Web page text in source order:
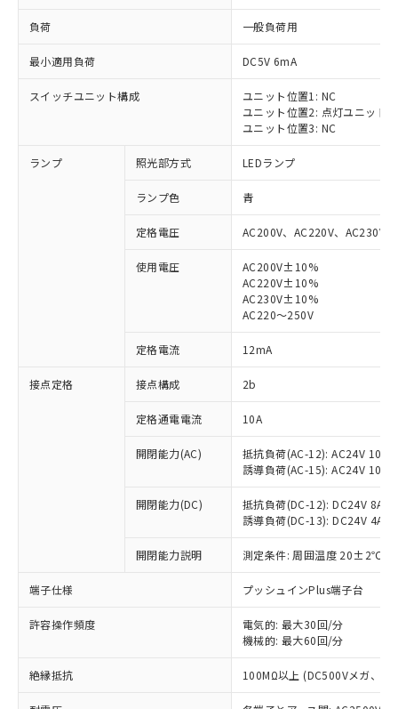
負荷 一般負荷用
最小適用負荷 DC5V 6mA
スイッチユニット構成
ユニット位置1: NC
ユニット位置2: 点灯ユニット
ユニット位置3: NC
ランプ 照光部方式 LEDランプ
ランプ色 青
定格電圧 AC200V、AC220V、AC230V
使用電圧
AC200V±10%
AC220V±10%
AC230V±10%
AC220～250V
定格電流 12mA
接点定格 接点構成 2b
定格通電電流 10A
開閉能力(AC)
抵抗負荷(AC-12): AC24V 10A/
誘導負荷(AC-15): AC24V
開閉能力(DC)
抵抗負荷(DC-12): DC24V 8A/
誘導負荷(DC-13): DC24V 4A/
開閉能力説明 測定条件: 周囲温度 20±2℃、
端子仕様 プッシュインPlus端子台
許容操作頻度
電気的: 最大30回/分
機械的: 最大60回/分
絶縁抵抗 100MΩ以上 (DC500Vメガ、点
以下の条件をお読みいただき、同意のうえ
本サービスは、当社制御機器事業取扱
商品の当社在庫状況および標準価格
(税抜)を提供させていただくもので
本サービスの対象外となる商品もある
ことをご了承ください。
在庫状況および標準価格照会結果は、
記載している更新日時点での社内デー
タに基づき作成されるものであり、閲
覧された時点での実際の在庫および標
対応済み：EU RoHS指令（10物質）の
非含有に対応した製品が提供可能な商品で
対応予定：EU RoHS指令（10物質）の非含
有に対応した製品に切り替える予定のある
対応予定なし：EU RoHS指令（10物質）の
非含有に非対応の商品で、対応品を出す予
調査・確認中：EU RoHS指令（10物質）の
非含有の対応状況を調査中または確認中の
非該当品：ライセンス料など無形物で、有
害物質有無と関係のない商品です。
仕入先様の事情により、非含有部品として
いたものが、含有品と判明した場合などや
むを得ず変更することがあります。
鉛(Pb) 1000ppm以下、 水銀(Hg) 1000ppm以下、 カド
六価クロム(Cr(Ⅵ)) 1000ppm以下、ポリ臭化ビフェニル
※1 中国RoHS○×表
「○」：最大均質材料含有率が中国RoHSの
基準値以下であることを示します。
「×」：最大均質材料含有率が中国RoHSの
基準値を超えていることを示します。
「－」：未確認です。当社販売部門へお問
*中国RoHS10物質の基準値 (GB/T26572)：
Pb(鉛) :1000ppm、 Hg(水銀) : 1000ppm、 Cd(カドミウ
当社は、これら貴社製品のうち、外国
為替および外国貿易法に定める商品
（以下｢規制貨物等」という）を輸出
または国外への提供する場合は、日本
国政府の輸出許可(または役務取引許
可)を取得するなどの必要な手続きを